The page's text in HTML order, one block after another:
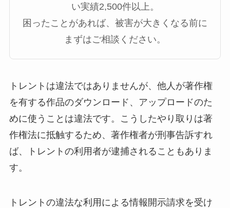
い実績2,500件以上。
困ったことがあれば、被害が大きくなる前に
まずはご相談ください。
トレントは違法ではありませんが、他人が著作権
を有する作品のダウンロード、アップロードのた
めに使うことは違法です。こうしたやり取りは著
作権法に抵触するため、著作権者が刑事告訴すれ
ば、トレントの利用者が逮捕されることもありま
す。
トレントの違法な利用による情報開示請求を受け